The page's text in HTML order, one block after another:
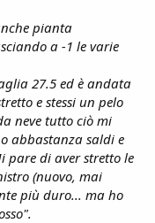
pianta
a -1 le varie
27.5 ed è andata
e stessi un pelo
neve tutto ciò mi
abbastanza saldi e
pare di aver stretto le
(nuovo, mai
più duro... ma ho